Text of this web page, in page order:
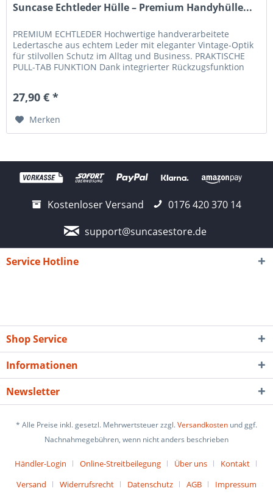
Suncase Echtleder Hülle – Premium Handyhülle...
PREMIUM ECHTLEDER Hochwertige handverarbeitete
Ledertasche aus echtem Leder mit eleganter Vintage-Optik
für stilvollen Schutz im Alltag und Business. PRAKTISCHE
PULL-TAB FUNKTION Dank integrierter Rückzugsfunktion
27,90 € *
Merken
Kostenloser Versand
0176 420 370 14
support@suncasestore.de
Service Hotline
Shop Service
Informationen
Newsletter
* Alle Preise inkl. gesetzl. Mehrwertsteuer zzgl.Versandkosten und ggf.
Nachnahmegebühren, wenn nicht anders beschrieben
Händler-Login Online-Streitbeilegung Über uns
Kontakt
Versand
Widerrufsrecht Datenschutz AGB Impressum